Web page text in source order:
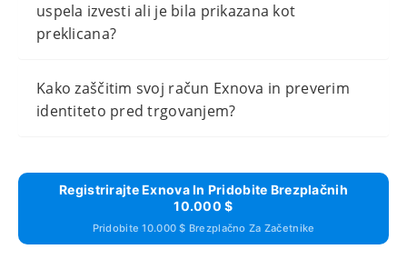
uspela izvesti ali je bila prikazana kot
preklicana?
Kako zaščitim svoj račun Exnova in preverim
identiteto pred trgovanjem?
Registrirajte Exnova In Pridobite Brezplačnih
10.000 $
Pridobite 10.000 $ Brezplačno Za Začetnike